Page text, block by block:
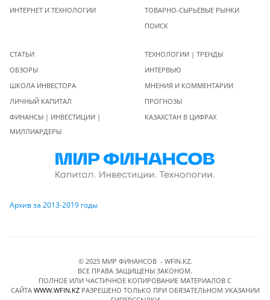
ИНТЕРНЕТ И ТЕХНОЛОГИИ
ТОВАРНО-СЫРЬЕВЫЕ РЫНКИ
ПОИСК
СТАТЬИ
ОБЗОРЫ
ШКОЛА ИНВЕСТОРА
ЛИЧНЫЙ КАПИТАЛ
ФИНАНСЫ | ИНВЕСТИЦИИ |
МИЛЛИАРДЕРЫ
ТЕХНОЛОГИИ | ТРЕНДЫ
ИНТЕРВЬЮ
МНЕНИЯ И КОММЕНТАРИИ
ПРОГНОЗЫ
КАЗАХСТАН В ЦИФРАХ
Архив за 2013-2019 годы
© 2025 МИР ФИНАНСОВ - WFIN.KZ.
ВСЕ ПРАВА ЗАЩИЩЕНЫ ЗАКОНОМ.
ПОЛНОЕ ИЛИ ЧАСТИЧНОЕ КОПИРОВАНИЕ МАТЕРИАЛОВ C
САЙТА WWW.WFIN.KZРАЗРЕШЕНО ТОЛЬКО ПРИ ОБЯЗАТЕЛЬНОМ УКАЗАНИИ